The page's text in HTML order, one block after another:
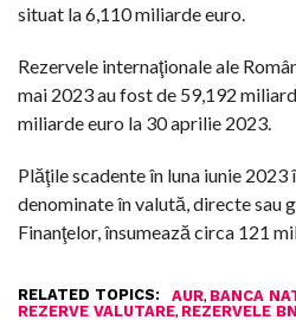
situat la 6,110 miliarde euro.
Rezervele internaţionale ale
mai 2023 au fost de 59,192
miliarde euro la 30 aprilie 2023.
Plăţile scadente în luna iunie
denominate în valută, directe sau
Finanţelor, însumează circa 121
RELATED TOPICS: AUR, BANCA
REZERVE VALUTARE, REZERVELE